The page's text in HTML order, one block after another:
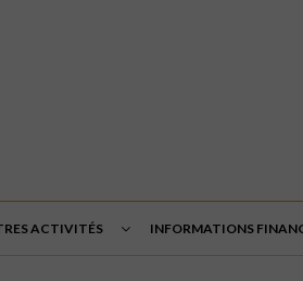
ACTIVITÉS INFORMATIONS